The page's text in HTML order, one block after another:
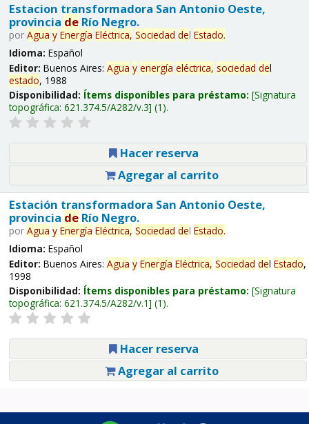
Estacion transformadora San Antonio Oeste,
provincia deRío Negro.
por Agua y Energía Eléctrica, Sociedad del Estado.
Idioma: Español
Editor: Buenos Aires: Agua y energía eléctrica, sociedad del
estado, 1988
Disponibilidad: Ítems disponibles para préstamo: Signatura
topográfica: 621.374.5/A282/v.3 (1).
Hacer reserva
Agregar al carrito
Estación transformadora San Antonio Oeste,
provincia deRío Negro.
por Agua y Energía Eléctrica, Sociedad del Estado.
Idioma: Español
Editor: Buenos Aires: Agua y Energía Eléctrica, Sociedad del Estado,
1998
Disponibilidad: Ítems disponibles para préstamo: Signatura
topográfica: 621.374.5/A282/v.1 (1).
Hacer reserva
Agregar al carrito